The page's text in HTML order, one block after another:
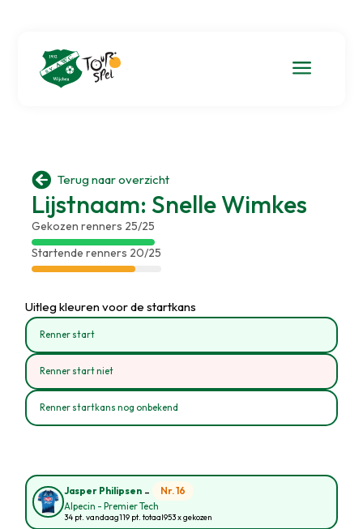
a
 Terug naar overzicht
Lijstnaam: Snelle Wimkes
Gekozen renners 25/25
Startende renners 20/25
Uitleg kleuren voor de startkans
Renner start
Renner start niet
Renner startkans nog onbekend
Jasper Philipsen - Nr. 16
Alpecin - Premier Tech
34 pt. vandaag119 pt. totaal953 x gekozen